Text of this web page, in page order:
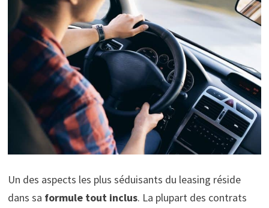
Un des aspects les plus séduisants du leasing réside
dans sa formule tout inclus. La plupart des contrats